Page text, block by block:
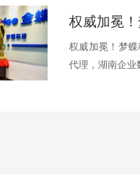
权威加冕！梦
代理，湖南企